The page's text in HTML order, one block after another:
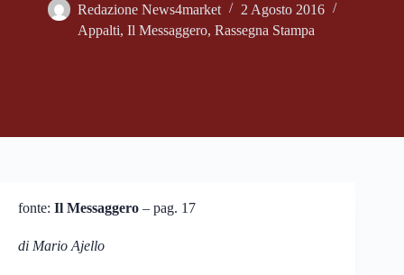
Redazione News4market
2 Agosto 2016
Appalti, Il Messaggero, Rassegna Stampa
fonte: Il Messaggero – pag. 17
di Mario Ajello